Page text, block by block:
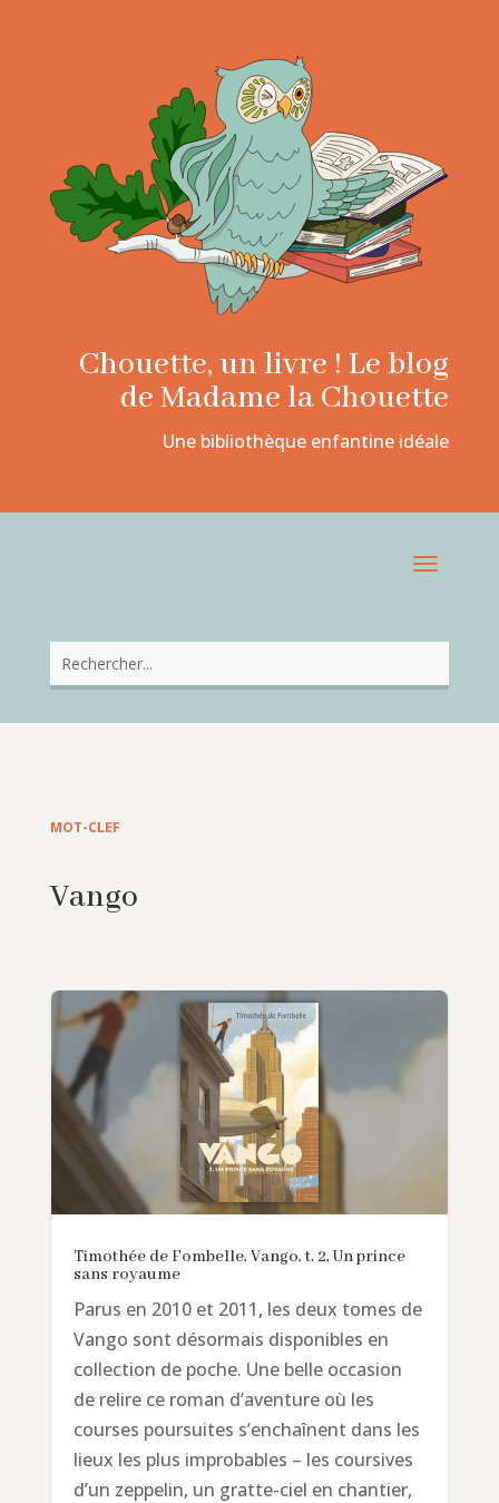
Chouette, un livre ! Le blog
de Madame la Chouette
Une bibliothèque enfantine idéale
MOT-CLEF
Vango
Timothée de Fombelle, Vango, t. 2, Un prince
sans royaume
Parus en 2010 et 2011, les deux tomes de
Vango sont désormais disponibles en
collection de poche. Une belle occasion
de relire ce roman d’aventure où les
courses poursuites s’enchaînent dans les
lieux les plus improbables – les coursives
d’un zeppelin, un gratte-ciel en chantier,